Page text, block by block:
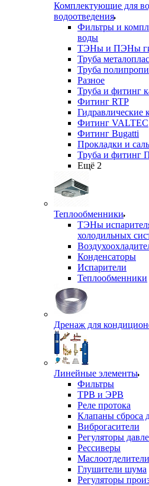
Комплектующие для
водоотведения
Фильтры и
воды
ТЭНы и ПЭНы
Труба
Труба
Разное
Труба и фитинг
Фитинг RTP
Гидравлические
Фитинг VALTEC
Фитинг Bugatti
Прокладки и
Труба и фитинг
Ещё 2
Теплообменники
ТЭНы
холодильных
Конденсаторы
Испарители
Теплообменники
Дренаж для
Линейные элементы
Фильтры
ТРВ и ЭРВ
Реле протока
Клапаны сброса
Виброгасители
Регуляторы
Рессиверы
Маслоотделители
Глушители шума
Регуляторы